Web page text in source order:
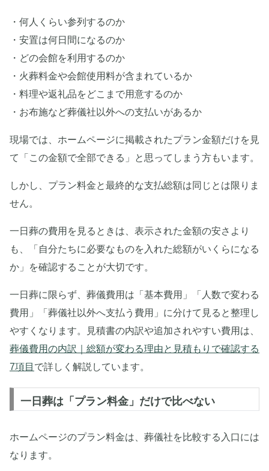
・何人くらい参列するのか
・安置は何日間になるのか
・どの会館を利用するのか
・火葬料金や会館使用料が含まれているか
・料理や返礼品をどこまで用意するのか
・お布施など葬儀社以外への支払いがあるか
現場では、ホームページに掲載されたプラン金額だけを見
て「この金額で全部できる」と思ってしまう方もいます。
しかし、プラン料金と最終的な支払総額は同じとは限りま
せん。
一日葬の費用を見るときは、表示された金額の安さより
も、「自分たちに必要なものを入れた総額がいくらになる
か」を確認することが大切です。
一日葬に限らず、葬儀費用は「基本費用」「人数で変わる
費用」「葬儀社以外へ支払う費用」に分けて見ると整理し
やすくなります。見積書の内訳や追加されやすい費用は、
葬儀費用の内訳｜総額が変わる理由と見積もりで確認する
7項目 で詳しく解説しています。
一日葬は「プラン料金」だけで比べない
ホームページのプラン料金は、葬儀社を比較する入口には
なります。